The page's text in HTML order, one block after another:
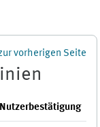
vorherigen Seite
Nutzerbestätigung